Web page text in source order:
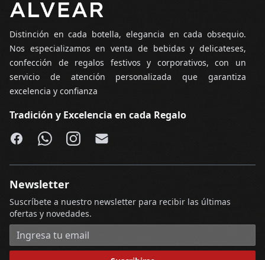
Distinción en cada botella, elegancia en cada obsequio.
Nos especializamos en venta de bebidas y delicateses,
confección de regalos festivos y corporativos, con un
servicio de atención personalizada que garantiza
excelencia y confianza
Tradición y Excelencia en cada Regalo
Facebook
WhatsApp
Instagram
Email
Newsletter
Suscríbete a nuestro newsletter para recibir las últimas
ofertas y novedades.
Dirección de correo electrónico